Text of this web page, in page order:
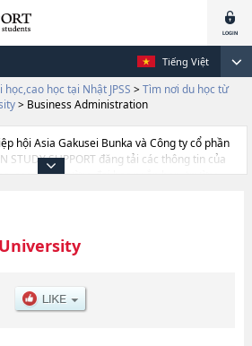
Tiếng Việt
học tại Nhật JPSS > Tìm nơi du học từ
> Business Administration
hội Asia Gakusei Bunka và Công ty cổ phần
STUDY SUPPORT đăng tải các thông tin của
cao học, trường đại học ngắn hạn, trường
là về các DentistryhoặcLawhoặcBusiness
khoa nghiên cứu, thông tin liên quan đến
sinh, số lượng trúng tuyển, cở sở trang thiết